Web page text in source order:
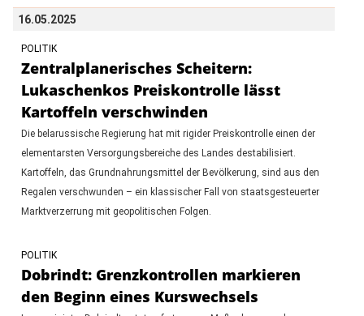
16.05.2025
POLITIK
Zentralplanerisches Scheitern:
Lukaschenkos Preiskontrolle lässt
Kartoffeln verschwinden
Die belarussische Regierung hat mit rigider Preiskontrolle einen der
elementarsten Versorgungsbereiche des Landes destabilisiert.
Kartoffeln, das Grundnahrungsmittel der Bevölkerung, sind aus den
Regalen verschwunden – ein klassischer Fall von staatsgesteuerter
Marktverzerrung mit geopolitischen Folgen.
POLITIK
Dobrindt: Grenzkontrollen markieren
den Beginn eines Kurswechsels